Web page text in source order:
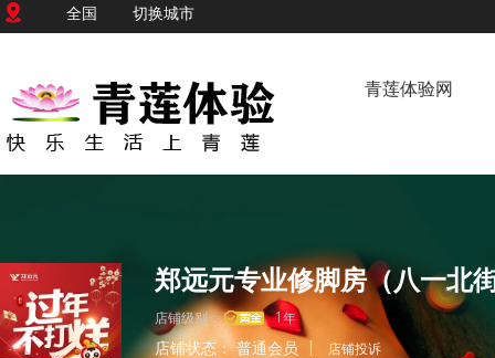
全国 切换城市
青莲体验网
郑远元专业修脚房（八一北
店铺级别： 1年
店铺状态：普通会员 店铺投诉